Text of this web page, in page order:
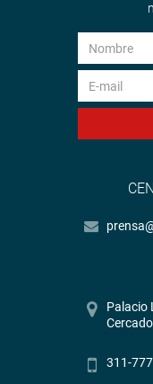
Palacio
311-